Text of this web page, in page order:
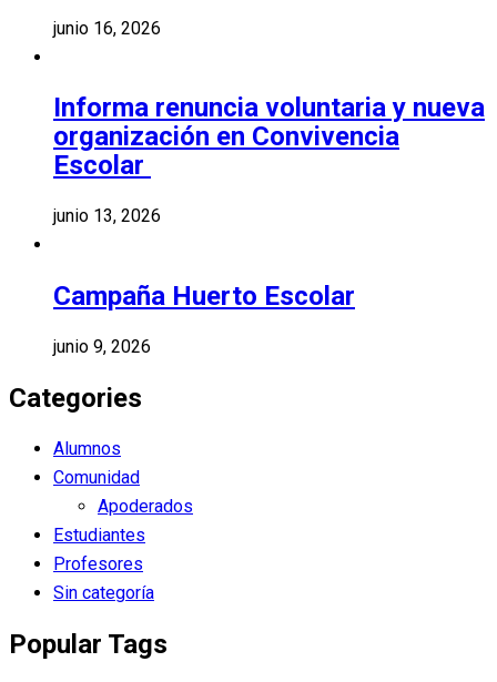
junio 16, 2026
Informa renuncia voluntaria y nueva
organización en Convivencia
Escolar
junio 13, 2026
Campaña Huerto Escolar
junio 9, 2026
Categories
Alumnos
Comunidad
Apoderados
Estudiantes
Profesores
Sin categoría
Popular Tags